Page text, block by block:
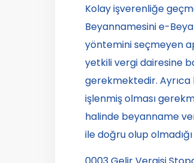
Kolay işverenliğe
Beyannamesini e-
yöntemini seçmeyen
yetkili vergi dairesine
gerekmektedir. Ayrıca
işlenmiş olması
halinde beyanname
ile doğru olup